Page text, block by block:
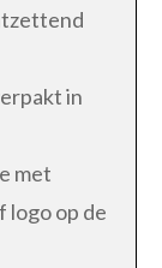
in
met
op de